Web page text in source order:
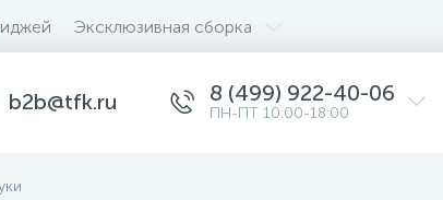
Эксклюзивная сборка
b2b@tfk.ru 8 (499) 922-40-06
ПН-ПТ 10:00-18:00